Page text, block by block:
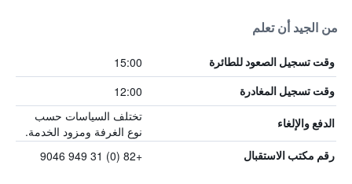
من الجيد أن تعلم
وقت تسجيل الصعود للطائرة 15:00
وقت تسجيل المغادرة 12:00
الدفع والإلغاء
تختلف السياسات حسب
نوع الغرفة ومزود الخدمة.
رقم مكتب الاستقبال +82 (0) 31 949 9046